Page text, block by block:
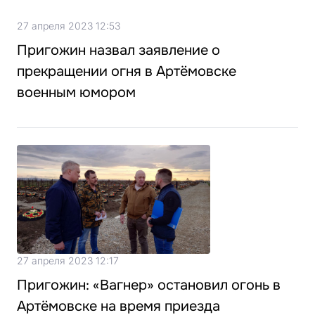
27 апреля 2023 12:53
Пригожин назвал заявление о
прекращении огня в Артёмовске
военным юмором
27 апреля 2023 12:17
Пригожин: «Вагнер» остановил огонь в
Артёмовске на время приезда